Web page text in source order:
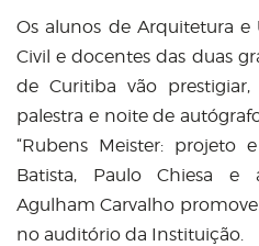
Os alunos de Arquitetura
Civil e docentes das duas
de Curitiba vão
palestra e noite de
“Rubens Meister: projeto
Batista, Paulo Chiesa e
Agulham Carvalho
no auditório da Instituição.